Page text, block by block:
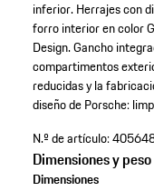
inferior. Herrajes con
forro interior en color
Design.Gancho
compartimentos
reducidas y la
diseño de Porsche:
N.º de artículo:
Dimensiones y peso
Dimensiones